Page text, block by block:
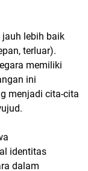
lebih baik
terluar).
memiliki
ini
menjadi cita-cita
identitas
dalam